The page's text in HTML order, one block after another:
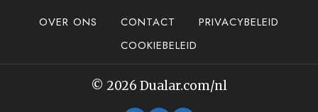
OVER ONS CONTACT
PRIVACYBELEID
COOKIEBELEID
© 2026 Dualar.com/nl